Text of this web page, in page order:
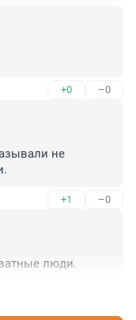
+0 –0
не
+1 –0
люди.